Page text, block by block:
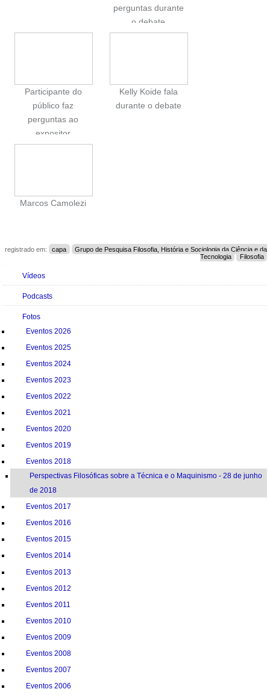
perguntas durante
o debate
Participante do
público faz
perguntas ao
expositor
Kelly Koide fala
durante o debate
Marcos Camolezi
registrado em: capa
Grupo de Pesquisa Filosofia, História e Sociologia da Ciência e da
Tecnologia
Filosofia
Vídeos
Podcasts
Fotos
Eventos 2026
Eventos 2025
Eventos 2024
Eventos 2023
Eventos 2022
Eventos 2021
Eventos 2020
Eventos 2019
Eventos 2018
Perspectivas Filosóficas sobre a Técnica e o Maquinismo - 28 de junho
de 2018
Eventos 2017
Eventos 2016
Eventos 2015
Eventos 2014
Eventos 2013
Eventos 2012
Eventos 2011
Eventos 2010
Eventos 2009
Eventos 2008
Eventos 2007
Eventos 2006